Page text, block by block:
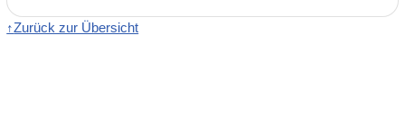
↑Zurück zur Übersicht